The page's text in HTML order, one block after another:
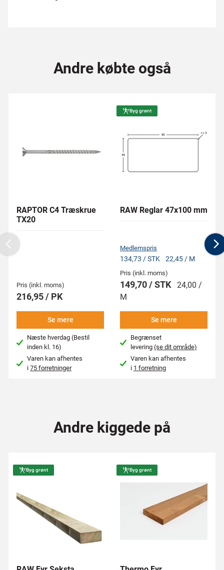
Andre købte også
RAPTOR C4 Træskrue
TX20
Pris (inkl. moms)
216,95 / PK
Se mere
Næste hverdag (Bestil
inden kl. 16)
Varen kan afhentes
i75 forretninger
Byg grønt
RAW Reglar 47x100 mm
Medlemspris
134,73 / STK 22,45 / M
Pris (inkl. moms)
149,70 / STK 24,00 /
M
Se mere
Begrænset
levering(se dit område)
Varen kan afhentes
i 1 forretning
Previous
Andre kiggede på
Byg grønt Byg grønt